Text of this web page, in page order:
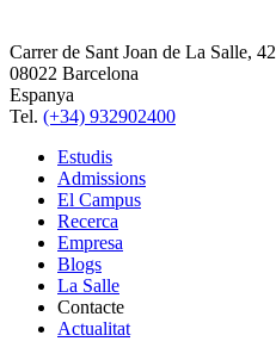
Carrer de Sant Joan de La Salle, 42
08022 Barcelona
Espanya
Tel. (+34) 932902400
Estudis
Admissions
El Campus
Recerca
Empresa
Blogs
La Salle
Contacte
Actualitat